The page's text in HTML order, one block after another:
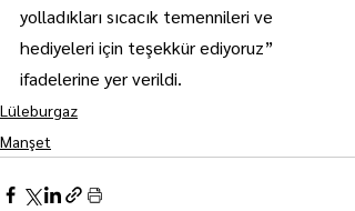
yolladıkları sıcacık temennileri ve
hediyeleri için teşekkür ediyoruz”
ifadelerine yer verildi.
Lüleburgaz
Manşet